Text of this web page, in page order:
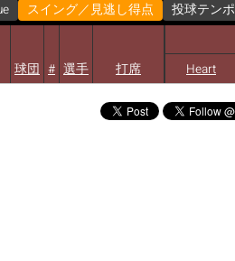
スイング／見逃し得点 投球テンポ
球団 # 選手 打席 Heart